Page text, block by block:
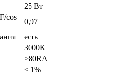
25 Вт
cos
0,97
есть
3000К
>80RA
< 1%